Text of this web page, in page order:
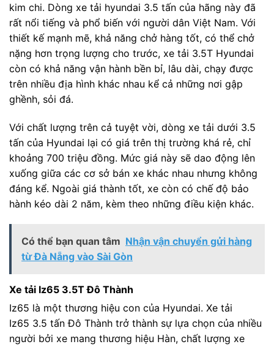
kim chi. Dòng xe tải hyundai 3.5 tấn của hãng này đã
rất nổi tiếng và phổ biến với người dân Việt Nam. Với
thiết kế mạnh mẽ, khả năng chở hàng tốt, có thể chở
nặng hơn trọng lượng cho trước, xe tải 3.5T Hyundai
còn có khả năng vận hành bền bỉ, lâu dài, chạy được
trên nhiều địa hình khác nhau kể cả những nơi gập
ghềnh, sỏi đá.
Với chất lượng trên cả tuyệt vời, dòng xe tải dưới 3.5
tấn của Hyundai lại có giá trên thị trường khá rẻ, chỉ
khoảng 700 triệu đồng. Mức giá này sẽ dao động lên
xuống giữa các cơ sở bán xe khác nhau nhưng không
đáng kể. Ngoài giá thành tốt, xe còn có chế độ bảo
hành kéo dài 2 năm, kèm theo những điều kiện khác.
Có thể bạn quan tâm Nhận vận chuyển gửi hàng
từ Đà Nẵng vào Sài Gòn
Xe tải Iz65 3.5T Đô Thành
Iz65 là một thương hiệu con của Hyundai. Xe tải
Iz65 3.5 tấn Đô Thành trở thành sự lựa chọn của nhiều
người bởi xe mang thương hiệu Hàn, chất lượng xe